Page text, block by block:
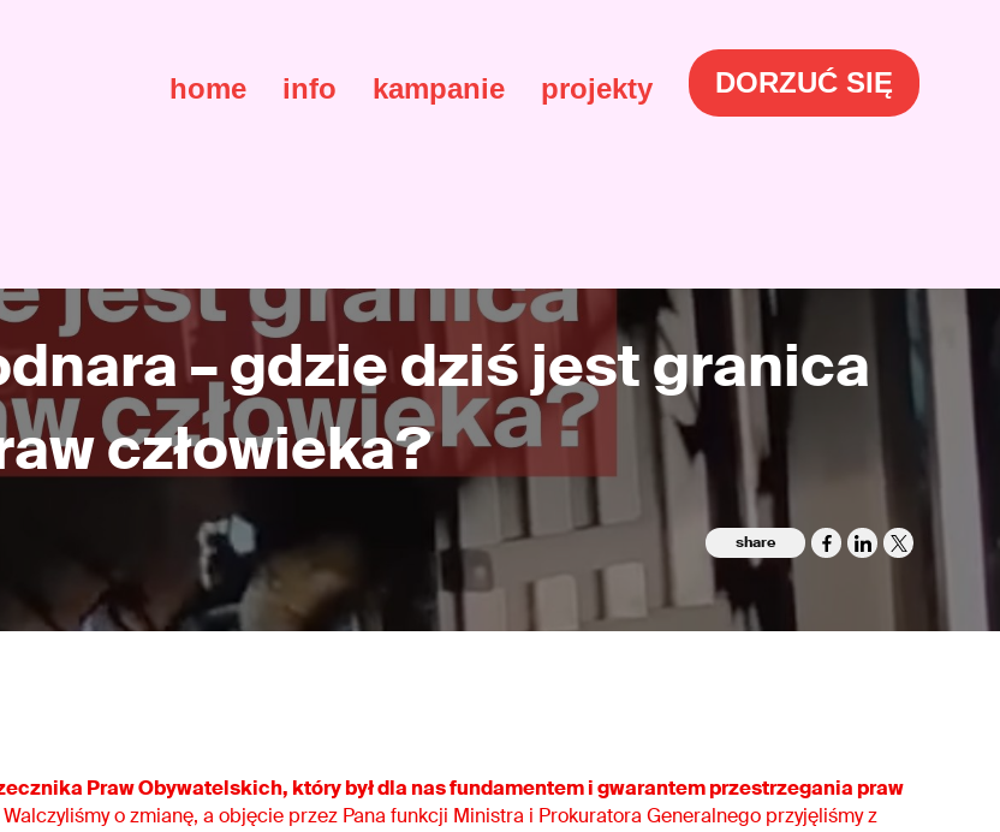
home info kampanie projekty DORZUĆ SIĘ
– gdzie dziś jest granica
człowieka?
share
Praw Obywatelskich, który był dla nas fundamentem i gwarantem przestrzegania praw
Walczyliśmy o zmianę, a objęcie przez Pana funkcji Ministra i Prokuratora Generalnego przyjęliśmy z